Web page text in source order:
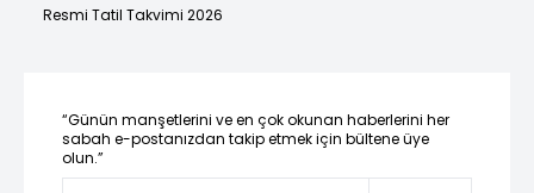
Resmi Tatil Takvimi 2026
“Günün manşetlerini ve en çok okunan haberlerini her
sabah e-postanızdan takip etmek için bültene üye
olun.”